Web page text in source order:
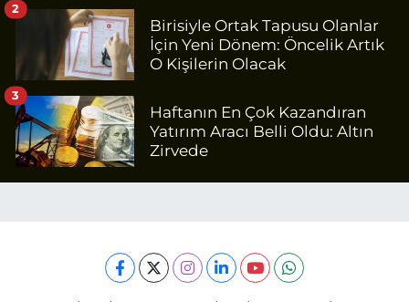
Birisiyle Ortak Tapusu Olanlar
İçin Yeni Dönem: Öncelik Artık
O Kişilerin Olacak
2
Haftanın En Çok Kazandıran
Yatırım Aracı Belli Oldu: Altın
Zirvede
3